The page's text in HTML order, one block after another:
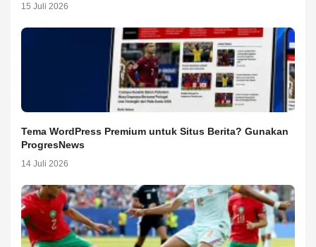
15 Juli 2026
Tema WordPress Premium untuk Situs Berita? Gunakan
ProgresNews
14 Juli 2026